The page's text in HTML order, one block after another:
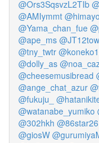
@Ors3SqsvzL2TIb
@AMIymmt
@Yama_chan_fue
@ape_ms
@tny_twtr
@dolly_as
@cheesemusibread
@ange_chat_azur
@fukuju_
@watanabe_yumiko
@302hkh @86star26
@giosW